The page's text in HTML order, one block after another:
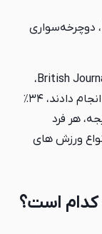
شدت بالا: دویدن سریع، تمرینات HIIT، دوچرخه‌سواری
طبق مطالعه British Journal of Sports Medicine (2020)،
افرادی که ورزش‌های هوازی با شدت متوسط انجام دادند، ۳۴٪
هر فرد
ورزش های
است؟